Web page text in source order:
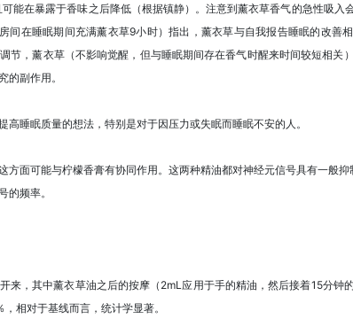
能在暴露于香味之后降低（根据镇静）。注意到薰衣草香气的急性吸入
间在睡眠期间充满薰衣草9小时）指出，薰衣草与自我报告睡眠的改善
节，薰衣草（不影响觉醒，但与睡眠期间存在香气时醒来时间较短相关
的副作用。
睡眠质量的想法，特别是对于因压力或失眠而睡眠不安的人。
方面可能与柠檬香膏有协同作用。这两种精油都对神经元信号具有一般
的频率。
来，其中薰衣草油之后的按摩（2mL应用于手的精油，然后接着15分钟
相对于基线而言，统计学显著。